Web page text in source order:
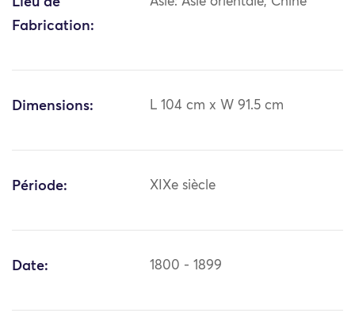
Fabrication:
Dimensions: L 104 cm x W 91.5 cm
Période: XIXe siècle
Date: 1800 - 1899